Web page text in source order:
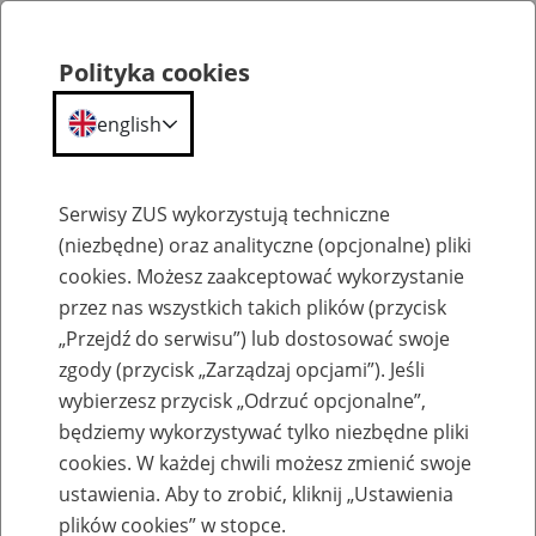
Aktualności
September
2024
Polityka cookies
english
Serwisy ZUS wykorzystują techniczne
(niezbędne) oraz analityczne (opcjonalne) pliki
cookies. Możesz zaakceptować wykorzystanie
przez nas wszystkich takich plików (przycisk
„Przejdź do serwisu”) lub dostosować swoje
zgody (przycisk „Zarządzaj opcjami”). Jeśli
wybierzesz przycisk „Odrzuć opcjonalne”,
będziemy wykorzystywać tylko niezbędne pliki
cookies. W każdej chwili możesz zmienić swoje
ustawienia. Aby to zrobić, kliknij „Ustawienia
plików cookies” w stopce.